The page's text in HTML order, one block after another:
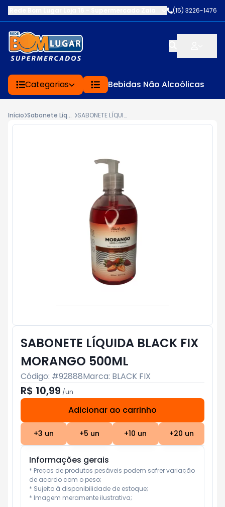
AV. EDWARD FRU
(15) 3226-1476
Categorias Bebidas Não Alcoólicas
Início Sabonete Líquido SABONETE LÍQUIDA BLACK FIX MORANGO 500ML
SABONETE LÍQUIDA BLACK FIX
MORANGO 500ML
Código: #92888Marca: BLACK FIX
R$ 10,99 /un
Adicionar ao carrinho
+3 un +5 un +10 un +20 un
Informações gerais
* Preços de produtos pesáveis podem sofrer variação
de acordo com o peso;
* Sujeito à disponibilidade de estoque;
* Imagem meramente ilustrativa;